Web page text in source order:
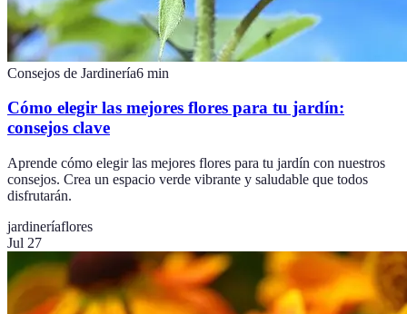
Consejos de Jardinería6 min
Cómo elegir las mejores flores para tu jardín:
consejos clave
Aprende cómo elegir las mejores flores para tu jardín con nuestros
consejos. Crea un espacio verde vibrante y saludable que todos
disfrutarán.
jardineríaflores
Jul 27